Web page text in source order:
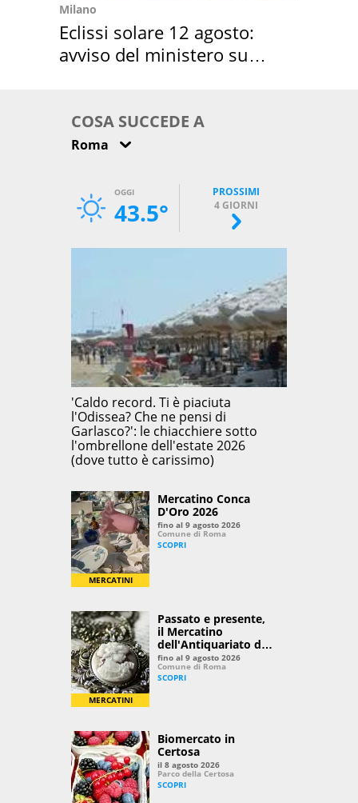
Milano
Eclissi solare 12 agosto:
avviso del ministero su